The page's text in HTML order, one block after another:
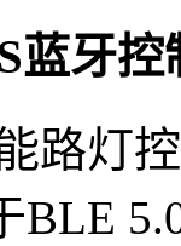
蓝牙控
路灯
BLE